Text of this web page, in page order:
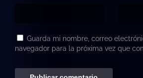
Guarda mi nombre, correo
navegador para la próxima vez que